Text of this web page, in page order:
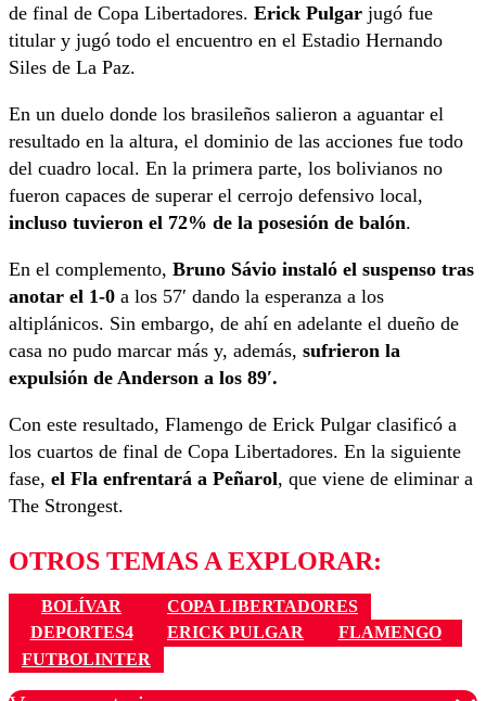
de final de Copa Libertadores. Erick Pulgar jugó fue
titular y jugó todo el encuentro en el Estadio Hernando
Siles de La Paz.
En un duelo donde los brasileños salieron a aguantar el
resultado en la altura, el dominio de las acciones fue todo
del cuadro local. En la primera parte, los bolivianos no
fueron capaces de superar el cerrojo defensivo local,
incluso tuvieron el 72% de la posesión de balón.
En el complemento, Bruno Sávio instaló el suspenso tras
anotar el 1-0 a los 57′ dando la esperanza a los
altiplánicos. Sin embargo, de ahí en adelante el dueño de
casa no pudo marcar más y, además, sufrieron la
expulsión de Anderson a los 89′.
Con este resultado, Flamengo de Erick Pulgar clasificó a
los cuartos de final de Copa Libertadores. En la siguiente
fase, el Fla enfrentará a Peñarol, que viene de eliminar a
The Strongest.
OTROS TEMAS A EXPLORAR:
BOLÍVAR
COPA LIBERTADORES
DEPORTES4
ERICK PULGAR
FLAMENGO
FUTBOLINTER